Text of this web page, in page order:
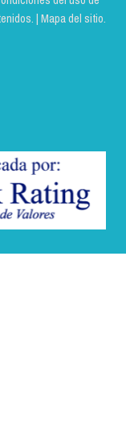
| Mapa del sitio.